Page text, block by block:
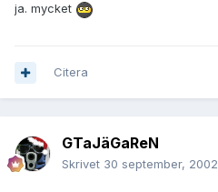
ja. mycket
Citera
GTaJäGaReN
Skrivet 30 september, 2002